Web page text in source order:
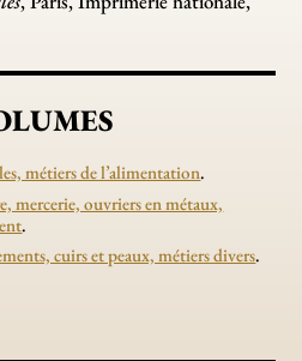
métiers de l’alimentation.
mercerie, ouvriers en métaux,
.
cuirs et peaux, métiers divers.